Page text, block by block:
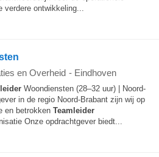
verdere ontwikkeling...
en Overheid - Eindhoven
Woondiensten (28–32 uur) | Noord-
in de regio Noord-Brabant zijn wij op
en betrokken Teamleider
Onze opdrachtgever biedt...